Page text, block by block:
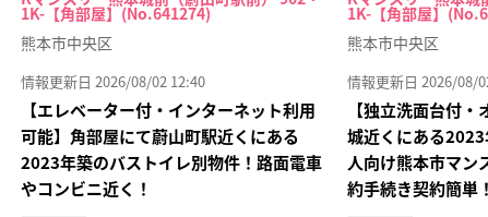
1K-【角部屋】(No.641274)
熊本市中央区
情報更新日 2026/08/02 12:40
【エレベーター付・インターネット利用
可能】角部屋にて蔚山町駅近くにある
2023年築のバストイレ別物件！路面電車
やコンビニ近く！
1K-【角部屋】
熊本市中央区
情報更新日 2026/08/
【独立洗面台付
城近くにある
人向け熊本市マン
約手続き契約簡単